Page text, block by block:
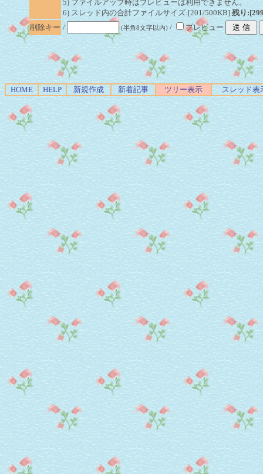
5) ファイルアップ時はプレビューは利用できません。
6) スレッド内の合計ファイルサイズ:[201/500KB] 残り
削除キー / (半角8文字以内) / プレビュー
HOME HELP 新規作成 新着記事 ツリー表示 スレッド表